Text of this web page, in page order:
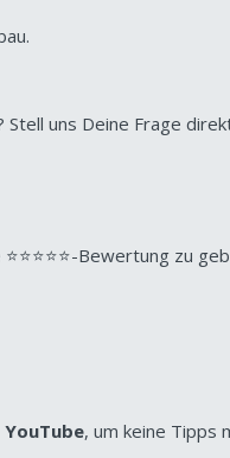
aufbauen?
uns Deine Frage
Bewertung zu
YouTube, um keine Tipps